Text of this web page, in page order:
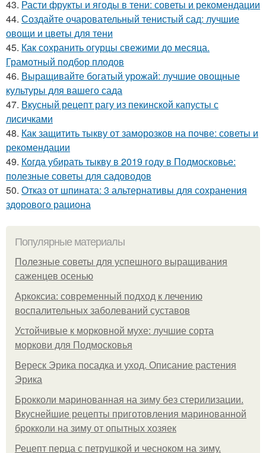
43. Расти фрукты и ягоды в тени: советы и рекомендации
44. Создайте очаровательный тенистый сад: лучшие
овощи и цветы для тени
45. Как сохранить огурцы свежими до месяца.
Грамотный подбор плодов
46. Выращивайте богатый урожай: лучшие овощные
культуры для вашего сада
47. Вкусный рецепт рагу из пекинской капусты с
лисичками
48. Как защитить тыкву от заморозков на почве: советы и
рекомендации
49. Когда убирать тыкву в 2019 году в Подмосковье:
полезные советы для садоводов
50. Отказ от шпината: 3 альтернативы для сохранения
здорового рациона
Популярные материалы
Полезные советы для успешного выращивания
саженцев осенью
Аркоксиа: современный подход к лечению
воспалительных заболеваний суставов
Устойчивые к морковной мухе: лучшие сорта
моркови для Подмосковья
Вереск Эрика посадка и уход. Описание растения
Эрика
Брокколи маринованная на зиму без стерилизации.
Вкуснейшие рецепты приготовления маринованной
брокколи на зиму от опытных хозяек
Рецепт перца с петрушкой и чесноком на зиму.